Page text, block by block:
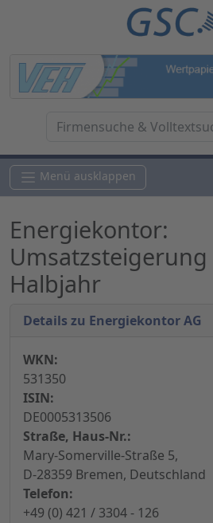
Menü ausklappen
Energiekontor:
Halbjahr
Details zu Energiekontor AG
WKN:
531350
ISIN:
DE0005313506
Straße, Haus-Nr.:
Mary-Somerville-Straße 5,
D-28359 Bremen, Deutschland
Telefon:
+49 (0) 421 / 3304 - 126